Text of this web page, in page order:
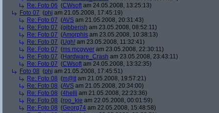
Re: Foto 06 (CWsoft am 24.05.2008, 13:25:13)
Foto 07 (phj am 21.05.2008, 17:45:19)
Re: Foto 07 (AVS am 21.05.2008, 20:31:43)
Re: Foto 07 (gibberish am 23.05.2008, 08:52:11)
Re: Foto 07 (Amorphis am 23.05.2008, 10:38:13)
Re: Foto 07 (Ugh! am 23.05.2008, 11:32:41)
Re: Foto 07 (ms mcgyver am 23.05.2008, 22:30:11)
Re: Foto 07 (Hardware_Crash am 23.05.2008, 23:43:11)
Re: Foto 07 (CWsoft am 24.05.2008, 13:32:35)
Foto 08 (phj am 21.05.2008, 17:45:51)
Re: Foto 08 (m@tt am 21.05.2008, 19:57:21)
Re: Foto 08 (AVS am 21.05.2008, 20:34:00)
Re: Foto 08 (4helli am 21.05.2008, 22:23:36)
Re: Foto 08 (roo_kie am 22.05.2008, 00:01:59)
Re: Foto 08 (Georg74 am 22.05.2008, 15:48:58)